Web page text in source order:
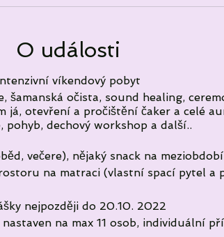
O události
víkendový pobyt
šamanská očista, sound healing,
já, otevření a pročištění čaker a celé
pohyb, dechový workshop a další..
večere), nějaký snack na
na matraci (vlastní spací pytel a
nejpozději do 20.10. 2022
na max 11 osob, individuální